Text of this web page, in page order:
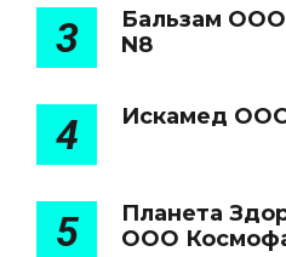
3
Бальзам
N8
4 Искамед
5
Планета
ООО